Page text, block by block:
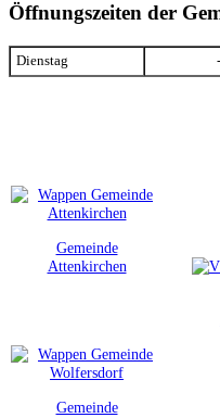
Öffnungszeiten der
Dienstag
Gemeinde
Attenkirchen
Gemeinde